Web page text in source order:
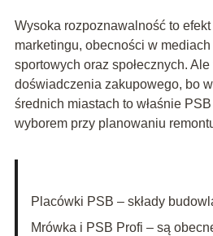
Wysoka rozpoznawalność to efekt
marketingu, obecności w
sportowych oraz społecznych.
doświadczenia zakupowego, bo
średnich miastach to właśnie
wyborem przy planowaniu
Placówki PSB – składy
Mrówka i PSB Profi – są